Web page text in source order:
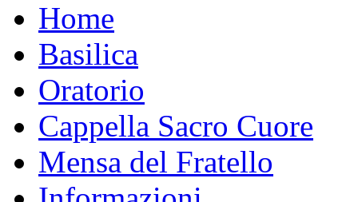
Home
Basilica
Oratorio
Cappella Sacro Cuore
Mensa del Fratello